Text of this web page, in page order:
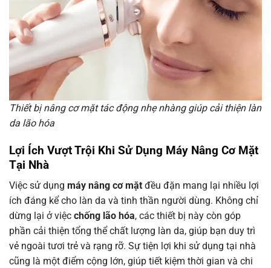
Thiết bị nâng cơ mặt tác động nhẹ nhàng giúp cải thiện làn
da lão hóa
Lợi Ích Vượt Trội Khi Sử Dụng Máy Nâng Cơ Mặt
Tại Nhà
Việc sử dụng máy nâng cơ mặt đều đặn mang lại nhiều lợi
ích đáng kể cho làn da và tinh thần người dùng. Không chỉ
dừng lại ở việc chống lão hóa, các thiết bị này còn góp
phần cải thiện tổng thể chất lượng làn da, giúp bạn duy trì
vẻ ngoài tươi trẻ và rạng rỡ. Sự tiện lợi khi sử dụng tại nhà
cũng là một điểm cộng lớn, giúp tiết kiệm thời gian và chi